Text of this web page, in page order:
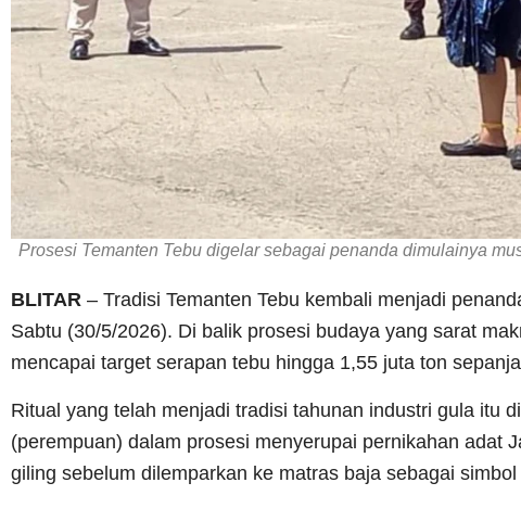
Prosesi Temanten Tebu digelar sebagai penanda dimulainya
BLITAR – Tradisi Temanten Tebu kembali menjadi
Sabtu (30/5/2026). Di balik prosesi budaya yang sarat
mencapai target serapan tebu hingga 1,55 juta ton
Ritual yang telah menjadi tradisi tahunan industri gula itu
(perempuan) dalam prosesi menyerupai pernikahan adat
giling sebelum dilemparkan ke matras baja sebagai